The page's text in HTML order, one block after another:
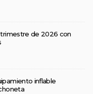
de 2026 con
inflable